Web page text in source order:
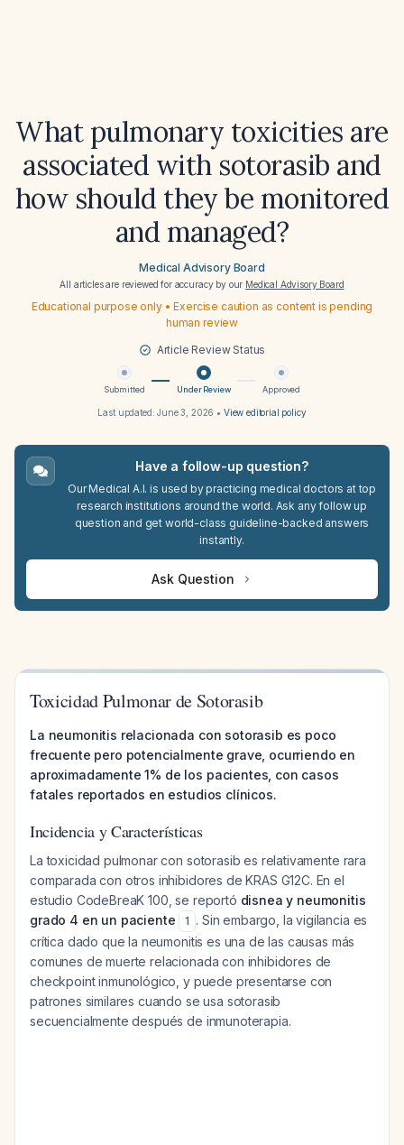
What pulmonary toxicities are
associated with sotorasib and
how should they be monitored
and managed?
Medical Advisory Board
All articles are reviewed for accuracy by our Medical Advisory Board
Educational purpose only • Exercise caution as content is pending
human review
Article Review Status
Submitted Under Review Approved
Last updated:June 3, 2026 • View editorial policy
Have a follow-up question?
Our Medical A.I. is used by practicing medical doctors at top
research institutions around the world. Ask any follow up
question and get world-class guideline-backed answers
instantly.
Ask Question
Toxicidad Pulmonar de Sotorasib
La neumonitis relacionada con sotorasib es poco
frecuente pero potencialmente grave, ocurriendo en
aproximadamente 1% de los pacientes, con casos
fatales reportados en estudios clínicos.
Incidencia y Características
La toxicidad pulmonar con sotorasib es relativamente rara
comparada con otros inhibidores de KRAS G12C. En el
estudio CodeBreaK 100, se reportó disnea y neumonitis
grado 4 en un paciente
1 . Sin embargo, la vigilancia es
crítica dado que la neumonitis es una de las causas más
comunes de muerte relacionada con inhibidores de
checkpoint inmunológico, y puede presentarse con
patrones similares cuando se usa sotorasib
secuencialmente después de inmunoterapia.